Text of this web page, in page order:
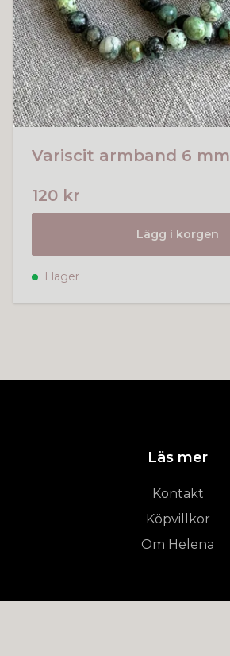
Variscit armband 6 mm
120 kr
Lägg i korgen
I lager
Läs mer
Kontakt
Köpvillkor
Om Helena